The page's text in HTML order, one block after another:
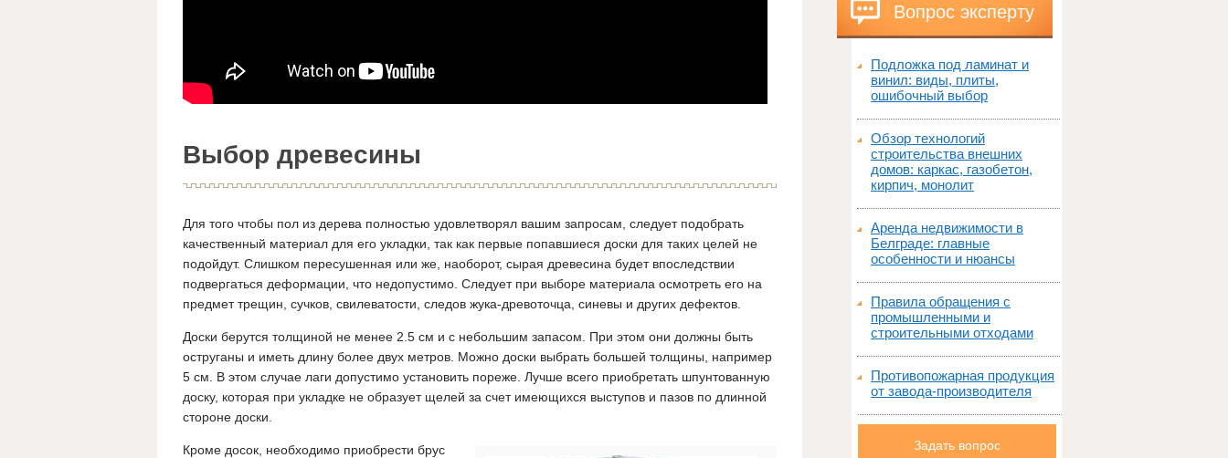
Выбор древесины
Для того чтобы пол из дерева полностью удовлетворял вашим запросам, следует подобрать
качественный материал для его укладки, так как первые попавшиеся доски для таких целей не
подойдут. Слишком пересушенная или же, наоборот, сырая древесина будет впоследствии
подвергаться деформации, что недопустимо. Следует при выборе материала осмотреть его на
предмет трещин, сучков, свилеватости, следов жука-древоточца, синевы и других дефектов.
Доски берутся толщиной не менее 2.5 см и с небольшим запасом. При этом они должны быть
оструганы и иметь длину более двух метров. Можно доски выбрать большей толщины, например
5 см. В этом случае лаги допустимо установить пореже. Лучше всего приобретать шпунтованную
доску, которая при укладке не образует щелей за счет имеющихся выступов и пазов по длинной
стороне доски.
Кроме досок, необходимо приобрести брус
Вопрос эксперту
Подложка под ламинат и
винил: виды, плиты,
ошибочный выбор
Обзор технологий
строительства внешних
домов: каркас, газобетон,
кирпич, монолит
Аренда недвижимости в
Белграде: главные
особенности и нюансы
Правила обращения с
промышленными и
строительными отходами
Противопожарная продукция
от завода-производителя
Задать вопрос